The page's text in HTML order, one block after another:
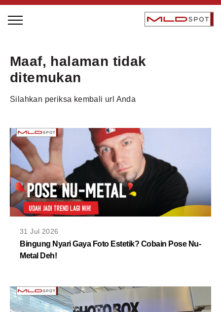
LOCAL GREATNESS
INSPIRING PRODUCTS
INSPIRING COMMUNITIES
TRENDING
EVENTS
MLDPODCAST
VIDEOS
MLDPOINTS
Maaf, halaman tidak
ditemukan
Silahkan periksa kembali url Anda
31 Jul 2026
Bingung Nyari Gaya Foto Estetik? Cobain Pose Nu-
Metal Deh!